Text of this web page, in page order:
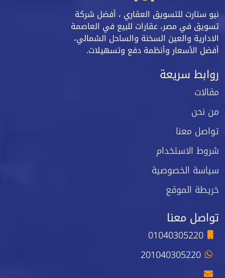
نيو ستارت للتسويق العقاري ، أفضل شركة
تسويق في مصر، عقارات للبيع في العاصمة
الادارية والعين السخنة والساحل الشمالي،
أفضل الأسعار وأنظمة دفع وتسهيلات.
روابط سريعة
مقالات
من نحن
تواصل معنا
شروط الاستخدام
سياسة الخصوصية
خريطة الموقع
تواصل معنا
01040305220
201040305220